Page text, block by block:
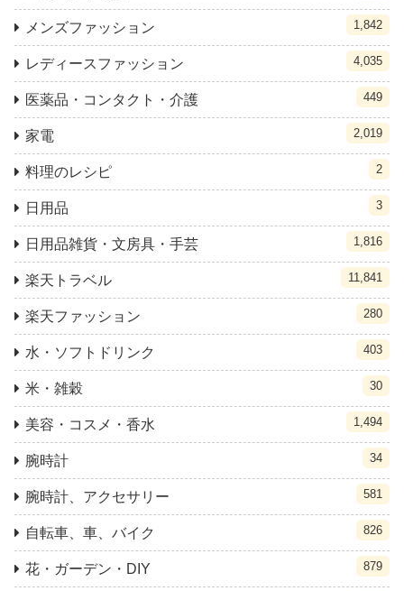
メンズファッション 1,842
レディースファッション 4,035
医薬品・コンタクト・介護 449
家電 2,019
料理のレシピ 2
日用品 3
日用品雑貨・文房具・手芸 1,816
楽天トラベル 11,841
楽天ファッション 280
水・ソフトドリンク 403
米・雑穀 30
美容・コスメ・香水 1,494
腕時計 34
腕時計、アクセサリー 581
自転車、車、バイク 826
花・ガーデン・DIY 879